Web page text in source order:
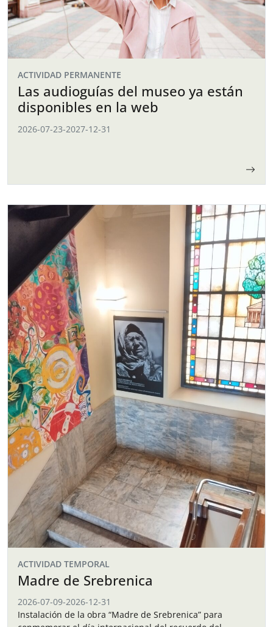
ACTIVIDAD PERMANENTE
Las audioguías del museo ya están
disponibles en la web
2026-07-23-2027-12-31
ACTIVIDAD TEMPORAL
Madre de Srebrenica
2026-07-09-2026-12-31
Instalación de la obra “Madre de Srebrenica” para